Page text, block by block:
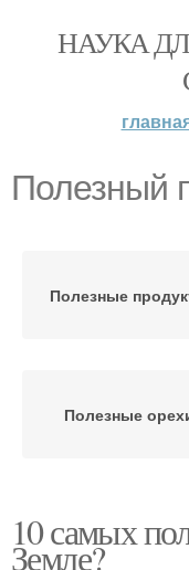
НАУКА
Полезный
Полезные
Полезные
10 самых
Земле?